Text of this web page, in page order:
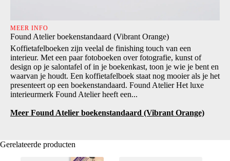
MEER INFO
Found Atelier boekenstandaard (Vibrant Orange)
Koffietafelboeken zijn veelal de finishing touch van een
interieur. Met een paar fotoboeken over fotografie, kunst of
design op je salontafel of in je boekenkast, toon je wie je bent en
waarvan je houdt. Een koffietafelboek staat nog mooier als je het
presenteert op een boekenstandaard. Found Atelier Het luxe
interieurmerk Found Atelier heeft een...
Meer Found Atelier boekenstandaard (Vibrant Orange)
Gerelateerde producten